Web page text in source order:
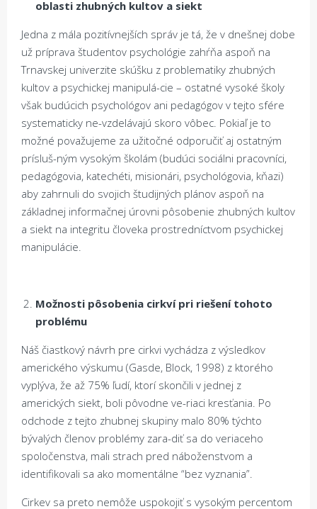
oblasti zhubných kultov a siekt
Jedna z mála pozitívnejších správ je tá, že v dnešnej dobe
už príprava študentov psychológie zahŕňa aspoň na
Trnavskej univerzite skúšku z problematiky zhubných
kultov a psychickej manipulá-cie – ostatné vysoké školy
však budúcich psychológov ani pedagógov v tejto sfére
systematicky ne-vzdelávajú skoro vôbec. Pokiaľ je to
možné považujeme za užitočné odporučiť aj ostatným
prísluš-ným vysokým školám (budúci sociálni pracovníci,
pedagógovia, katechéti, misionári, psychológovia, kňazi)
aby zahrnuli do svojich študijných plánov aspoň na
základnej informačnej úrovni pôsobenie zhubných kultov
a siekt na integritu človeka prostredníctvom psychickej
manipulácie.
Možnosti pôsobenia cirkví pri riešení tohoto
problému
Náš čiastkový návrh pre cirkvi vychádza z výsledkov
amerického výskumu (Gasde, Block, 1998) z ktorého
vyplýva, že až 75% ľudí, ktorí skončili v jednej z
amerických siekt, boli pôvodne ve-riaci kresťania. Po
odchode z tejto zhubnej skupiny malo 80% týchto
bývalých členov problémy zara-diť sa do veriaceho
spoločenstva, mali strach pred náboženstvom a
identifikovali sa ako momentálne “bez vyznania”.
Cirkev sa preto nemôže uspokojiť s vysokým percentom